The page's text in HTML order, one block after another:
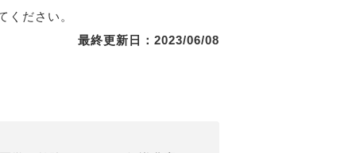
ださい。
最終更新日：2023/06/08